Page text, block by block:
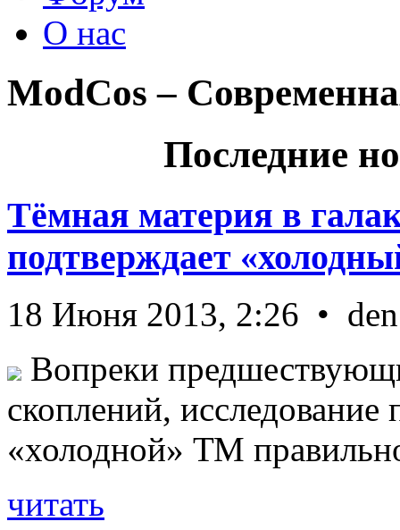
О нас
ModCos –
Последние
Тёмная материя в
подтверждает
18 Июня 2013, 2:26 • den
Вопреки
скоплений, исследование
«холодной» ТМ
читать